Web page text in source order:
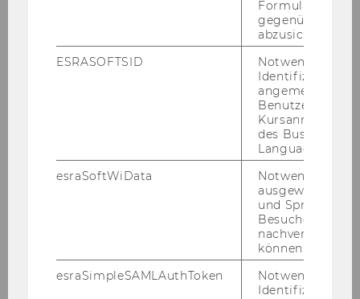
Ger­hard Geiss­ler und Franz-​Karl Skala ver­tra­ten
das In­sti­tut für Wirt­schafts­päd­ago­gik der WU
Wien auf der EDEN-​Jahreskonferenz 2026 in
ZUM NEWS AR­CHIV
gegenüber
abzusichern.
ESRASOFTSID
Notwendig zur
Identifizierung
angemeldeten
Benutzers im
des Business
Language
esraSoftWiData
Notwendig um
ausgewählte
und
Besuchers
nachverfolgen
können.
esraSimpleSAMLAuthToken
Notwendig zur
Identifizierung